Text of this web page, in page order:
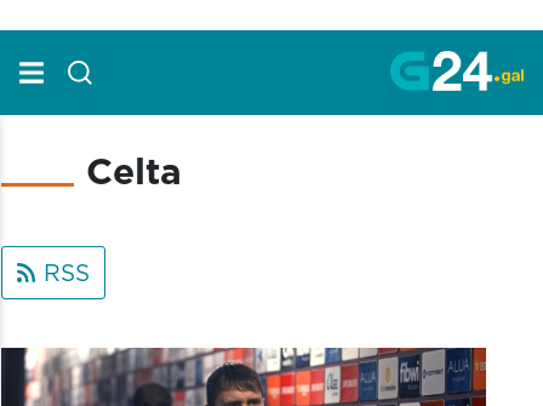
Celta
RSS